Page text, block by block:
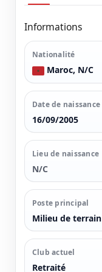
Informations
Nationalité
Maroc, N/C
Date de naissance
16/09/2005
Lieu de naissance
N/C
Poste principal
Milieu de terrain
Club actuel
Retraité